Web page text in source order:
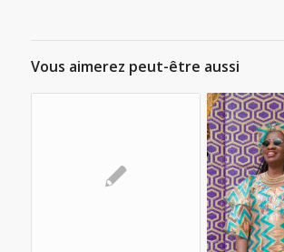
Vous aimerez peut-être aussi